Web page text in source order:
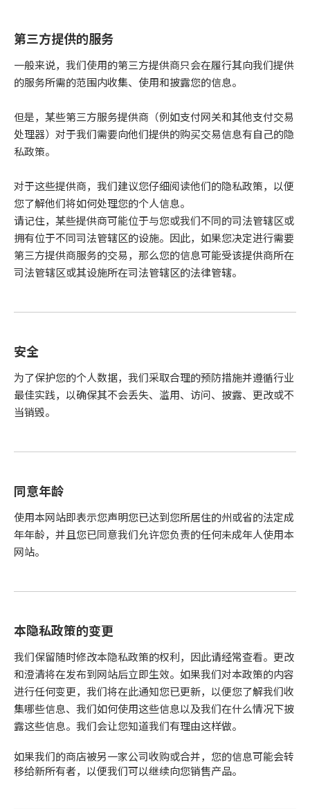
第三方提供的服务
一般来说，我们使用的第三方提供商只会在履行其向我们提供
的服务所需的范围内收集、使用和披露您的信息。
但是，某些第三方服务提供商（例如支付网关和其他支付交易
处理器）对于我们需要向他们提供的购买交易信息有自己的隐
私政策。
对于这些提供商，我们建议您仔细阅读他们的隐私政策，以便
您了解他们将如何处理您的个人信息。
请记住，某些提供商可能位于与您或我们不同的司法管辖区或
拥有位于不同司法管辖区的设施。因此，如果您决定进行需要
第三方提供商服务的交易，那么您的信息可能受该提供商所在
司法管辖区或其设施所在司法管辖区的法律管辖。
安全
为了保护您的个人数据，我们采取合理的预防措施并遵循行业
最佳实践，以确保其不会丢失、滥用、访问、披露、更改或不
当销毁。
同意年龄
使用本网站即表示您声明您已达到您所居住的州或省的法定成
年年龄，并且您已同意我们允许您负责的任何未成年人使用本
网站。
本隐私政策的变更
我们保留随时修改本隐私政策的权利，因此请经常查看。更改
和澄清将在发布到网站后立即生效。如果我们对本政策的内容
进行任何变更，我们将在此通知您已更新，以便您了解我们收
集哪些信息、我们如何使用这些信息以及我们在什么情况下披
露这些信息。我们会让您知道我们有理由这样做。
如果我们的商店被另一家公司收购或合并，您的信息可能会转
移给新所有者，以便我们可以继续向您销售产品。